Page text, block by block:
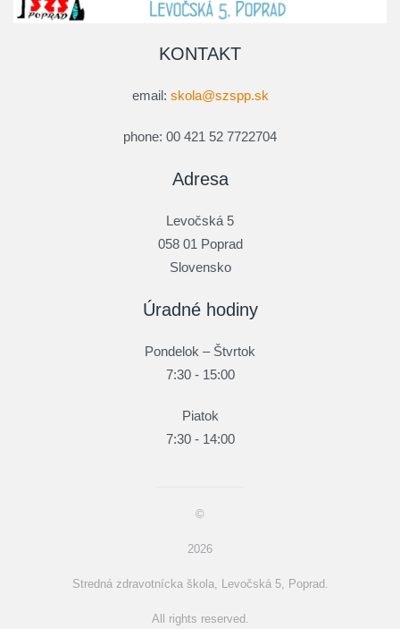
Adresa
Levočská 5
058 01 Poprad
Slovensko
KONTAKT
email: skola@szspp.sk
phone: 00 421 52 7722704
Úradné hodiny
Pondelok – Štvrtok
7:30 - 15:00
Piatok
7:30 - 14:00
©
2026
Stredná zdravotnícka škola, Levočská 5, Poprad.
All rights reserved.